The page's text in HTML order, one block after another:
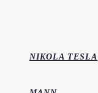
NIKOLA TESLA